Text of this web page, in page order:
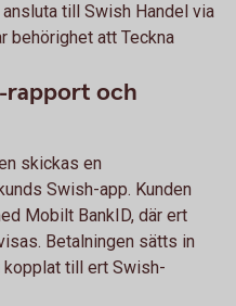
till Swish Handel via
behörighet att Teckna
rapport och
skickas en
Swish-app. Kunden
Mobilt BankID, där ert
Betalningen sätts in
till ert Swish-